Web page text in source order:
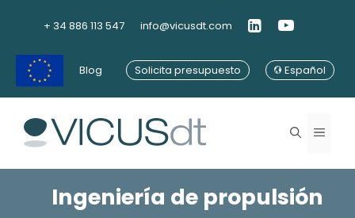
+ 34 886 113 547 info@vicusdt.com
Blog Solicita presupuesto Español
Menú
Ingeniería de propulsión